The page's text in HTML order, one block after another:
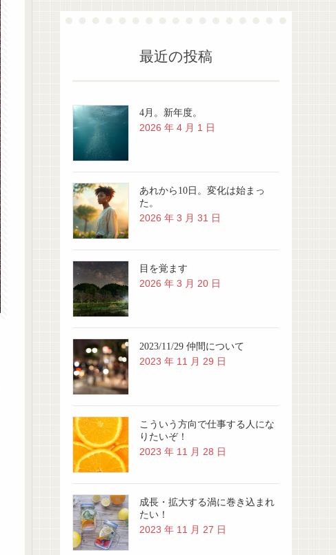
最近の投稿
4月。新年度。
2026 年 4 月 1 日
あれから10日。変化は始まっ
た。
2026 年 3 月 31 日
目を覚ます
2026 年 3 月 20 日
2023/11/29 仲間について
2023 年 11 月 29 日
こういう方向で仕事する人にな
りたいぞ！
2023 年 11 月 28 日
成長・拡大する渦に巻き込まれ
たい！
2023 年 11 月 27 日